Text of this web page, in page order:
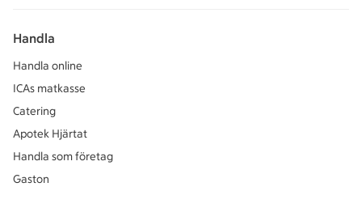
Handla
Handla online
ICAs matkasse
Catering
Apotek Hjärtat
Handla som företag
Gaston